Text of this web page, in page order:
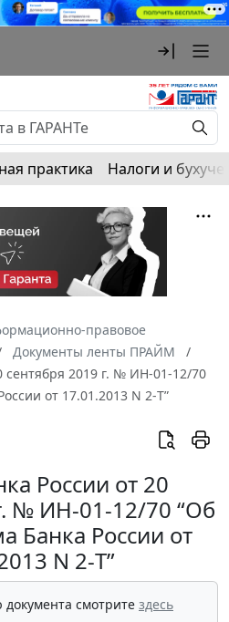
практика Налоги и
правовое
Документы ленты ПРАЙМ
сентября 2019 г. № ИН-01-12/70
от 17.01.2013 N 2-Т”
России от 20
№ ИН-01-12/70 “Об
Банка России от
N 2-Т”
смотрите здесь